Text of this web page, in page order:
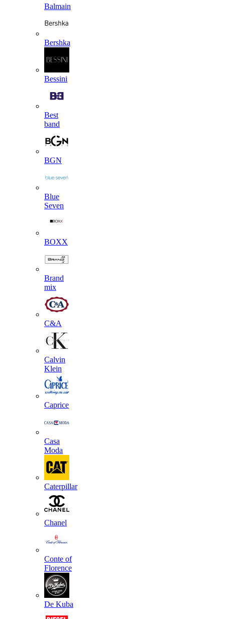
Balmain
Bershka
Bessini
Best
band
BGN
Blue
Seven
BOXX
Brand
mix
C&A
Calvin
Klein
Caprice
Casa
Moda
Caterpillar
Chanel
Conte of
Florence
De Kuba